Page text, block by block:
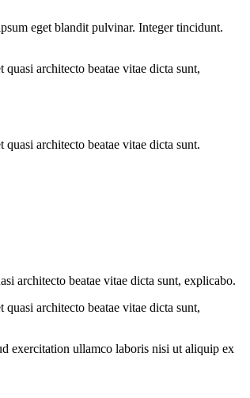
eget blandit pulvinar. Integer tincidunt.
architecto beatae vitae dicta sunt,
architecto beatae vitae dicta sunt.
architecto beatae vitae dicta sunt, explicabo.
architecto beatae vitae dicta sunt,
exercitation ullamco laboris nisi ut aliquip ex